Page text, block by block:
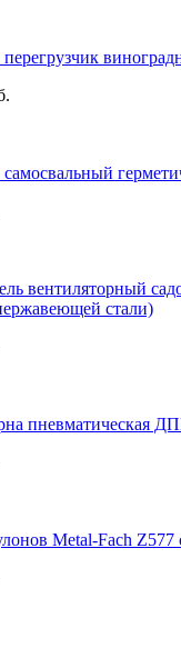
вентиляторный
стали)
пневматическая
Metal-Fach